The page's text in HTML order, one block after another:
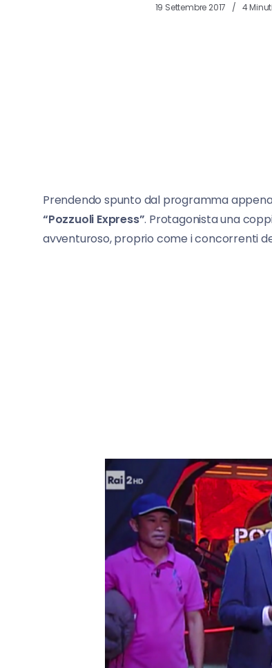
19 Settembre 2017 4
Prendendo spunto dal programma appena
“Pozzuoli Express”. Protagonista una
avventuroso, proprio come i concorrenti